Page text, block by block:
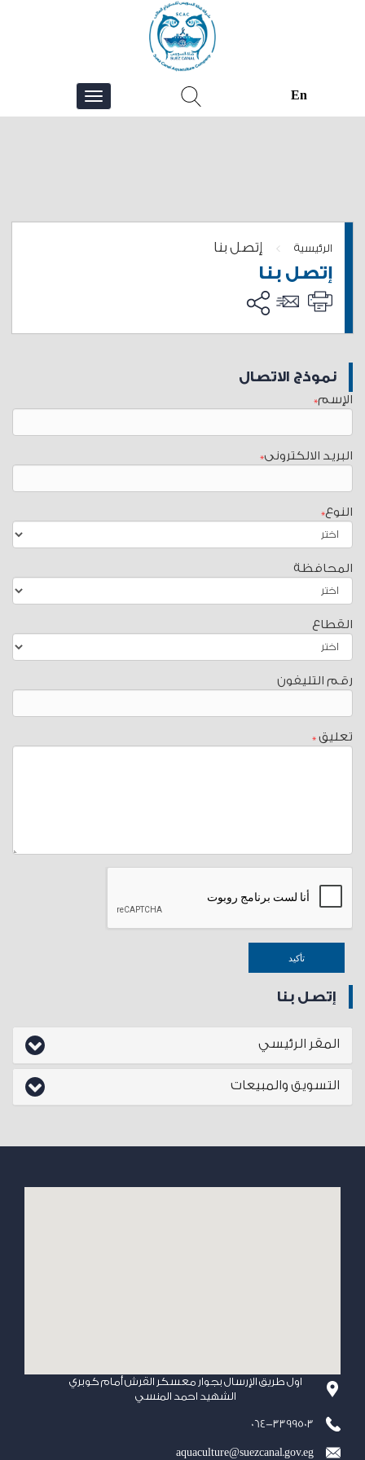
En
الرئيسية > إتصل بنا
إتصل بنا
نموذج​ الاتصال
الإسم*
البريد الالكترونى*
النوع*
المحافظة
القطاع
رقم التليفون
تعليق*
إتصل بنا
المقر الرئيسي
التسويق والمبيعات
اول طريق الإرسال بجوار معسكر القرش أمام كوبري
الشهيد احمد المنسي
064-3399503
aquaculture@suezcanal.gov.eg